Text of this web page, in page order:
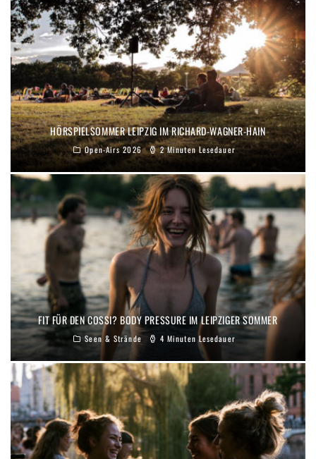
HÖRSPIELSOMMER LEIPZIG IM RICHARD-WAGNER-HAIN
Open-Airs 2026 2 Minuten Lesedauer
FIT FÜR DEN COSSI? BODY PRESSURE IM LEIPZIGER SOMMER
Seen & Strände 4 Minuten Lesedauer